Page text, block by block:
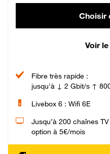
Choisir
Voir
Fibre très rapide :
jusqu'à ↓ 2 Gbit/s ↑
Livebox 6 : Wifi 6E
Jusqu’à 200 chaînes
option à 5€/mois